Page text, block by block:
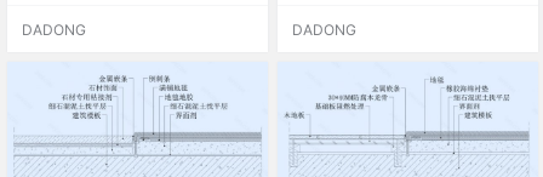
DADONG DADONG